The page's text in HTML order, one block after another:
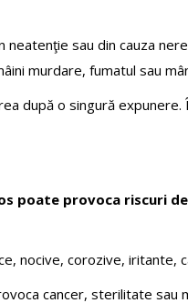
neatenţie sau din cauza
murdare, fumatul sau
după o singură
poate provoca riscuri
nocive, corozive, iritante,
cancer, sterilitate sau